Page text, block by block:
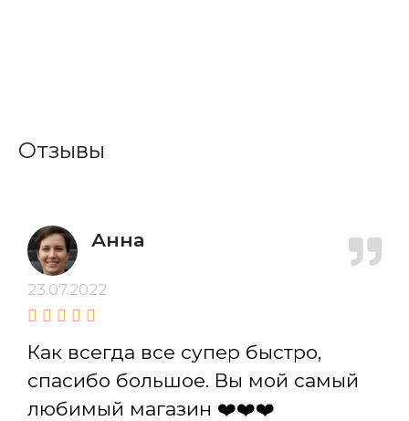
Отзывы
Анна
23.07.2022
Как всегда все супер быстро,
спасибо большое. Вы мой самый
любимый магазин ❤️❤️❤️